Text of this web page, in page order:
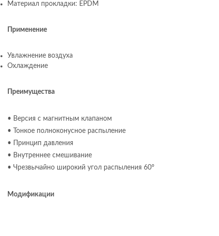
Материал прокладки: EPDM
Применение
Увлажнение воздуха
Охлаждение
Преимущества
• Версия с магнитным клапаном
• Тонкое полноконусное распыление
• Принцип давления
• Внутреннее смешивание
• Чрезвычайно широкий угол распыления 60°
Модификации